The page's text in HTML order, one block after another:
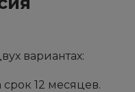
вариантах:
12 месяцев.